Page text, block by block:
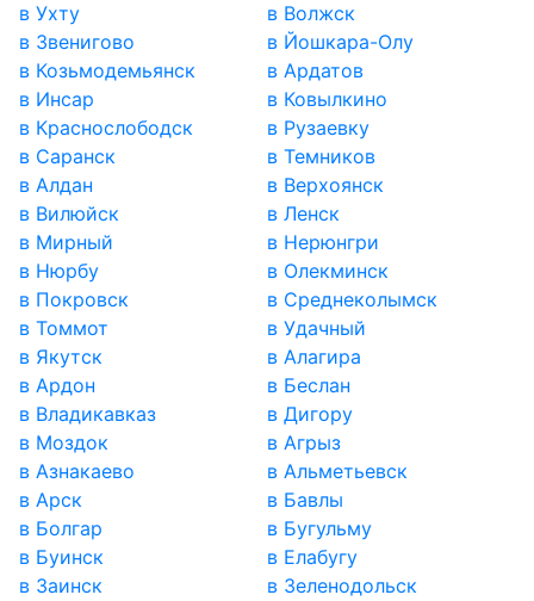
в Ухту
в Волжск
в Звенигово
в Йошкара-Олу
в Козьмодемьянск
в Ардатов
в Инсар
в Ковылкино
в Краснослободск
в Рузаевку
в Саранск
в Темников
в Алдан
в Верхоянск
в Вилюйск
в Ленск
в Мирный
в Нерюнгри
в Нюрбу
в Олекминск
в Покровск
в Среднеколымск
в Томмот
в Удачный
в Якутск
в Алагира
в Ардон
в Беслан
в Владикавказ
в Дигору
в Моздок
в Агрыз
в Азнакаево
в Альметьевск
в Арск
в Бавлы
в Болгар
в Бугульму
в Буинск
в Елабугу
в Заинск
в Зеленодольск